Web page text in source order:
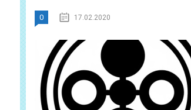
0 17.02.2020